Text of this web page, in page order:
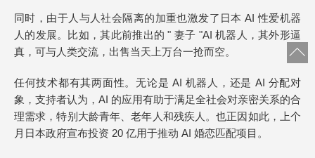
同时，由于人与人社会隔离的加重也激发了日本 AI 性爱机器
人的发展。比如，其此前推出的 " 妻子 "AI 机器人，其外形逼
真，可与人类交流，出售当天上万台一抢而空。
任何技术都有其两面性。无论是 AI 机器人，还是 AI 分配对
象，支持者认为，AI 的应用有助于满足全社会对亲密关系的合
理需求，特别大龄青年、老年人和残疾人。也正因如此，上个
月日本政府宣布投资 20 亿用于推动 AI 婚恋匹配项目。